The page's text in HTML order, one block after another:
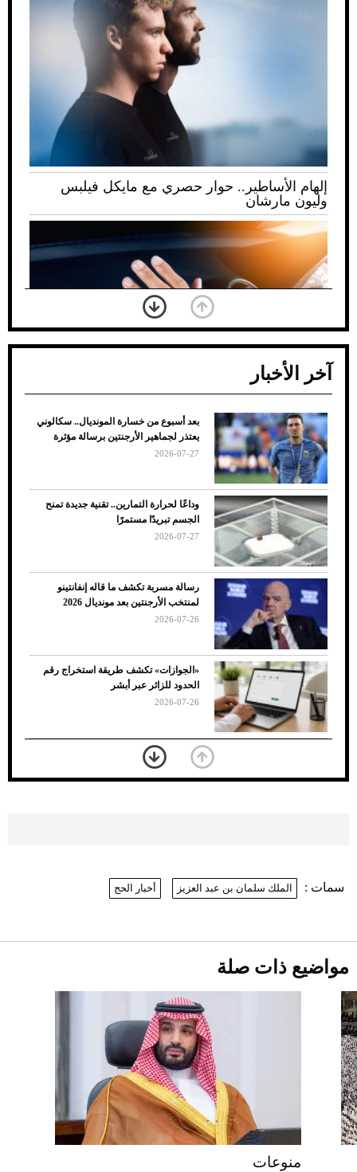
إلهام الأساطير.. حوار حصري مع مايكل فيلبس
وليون مارشان
ضعف تبريد مكيف السيارة عند الوقوف.. أشهر
الأسباب والحلول
7 نصائح لاختيار لون البنطلون المناسب للقميص
الأسود
أغلى 10 عطور في العالم للرجال تمنحك فخامة
استثنائية
آخر الأخبار
بعد أسبوع من خسارة المونديال.. سكالوني
يعتذر لجماهير الأرجنتين برسالة مؤثرة
2026-07-27
وداعًا لحرارة التمارين.. تقنية جديدة تمنح
الجسم تبريدًا مستمرًا
2026-07-27
رسالة مسربة تكشف ما قاله إنفانتينو
لمنتخب الأرجنتين بعد مونديال 2026
2026-07-26
«الجوازات» تكشف طريقة استخراج رقم
الحدود للزائر عبر أبشر
2026-07-26
بعد 7 أشهر من تعرضه لحادث مروع.. جوشوا
يفوز على برينغا بـ"الضربة القاضية" (فيديو)
2026-07-26
Comeback" في جدة (فيديو)
2026-07-25
"بوجاتي ميسترال" الاستثنائية للبيع في
مزاد مونتيري
2026-07-23
سمات : الملك سلمان بن عبد العزيز أخبار الحج
مواضيع ذات صلة
منوعات